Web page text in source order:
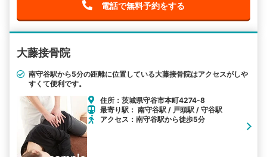
電話で無料予約をする
大藤接骨院
南守谷駅から5分の距離に位置している大藤接骨院はアクセスがしや
すくて便利です。
住所：茨城県守谷市本町4274-8
最寄り駅： 南守谷駅 / 戸頭駅 / 守谷駅
アクセス：南守谷駅から徒歩5分